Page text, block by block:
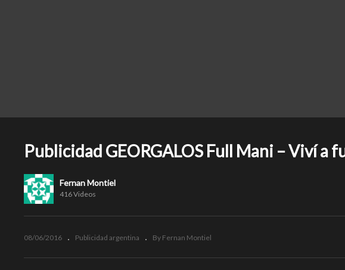
Publicidad GEORGALOS Full Mani – Viví a
Fernan Montiel
416 Videos
08/06/2016 Publicidad argentina By Fernan Montiel